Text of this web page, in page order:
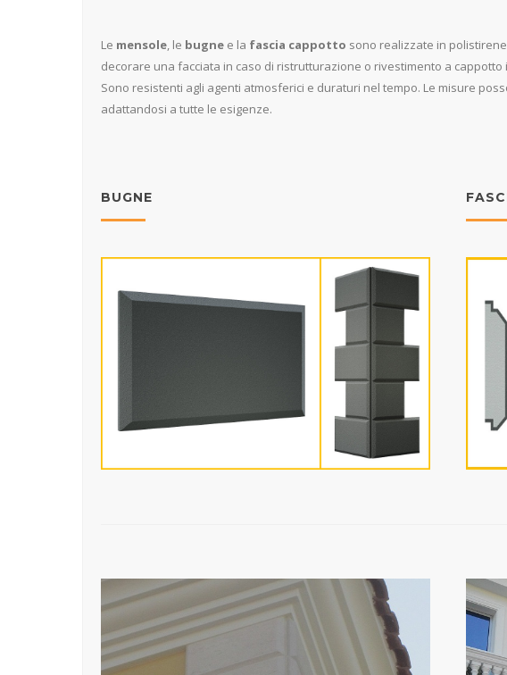
Le mensole, le bugne e la fascia cappotto sono realizzate in
decorare una facciata in caso di ristrutturazione o rivestimento a
Sono resistenti agli agenti atmosferici e duraturi nel tempo. Le misure
adattandosi a tutte le esigenze.
BUGNE